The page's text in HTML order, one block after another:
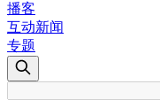
播客
互动新闻
专题